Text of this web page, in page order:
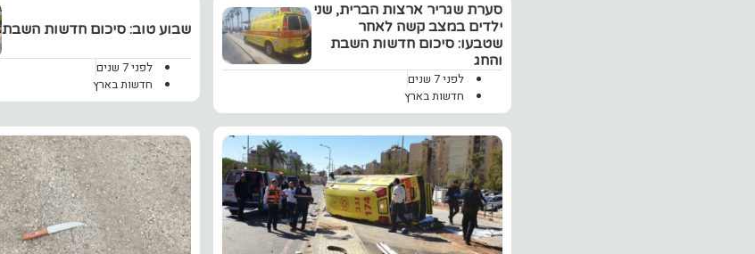
סערת שגריר ארצות הברית, שני
ילדים במצב קשה לאחר
שטבעו: סיכום חדשות השבת
והחג
לפני 7 שנים
חדשות בארץ
שבוע טוב: סיכום חדשות השבת
לפני 7 שנים
חדשות בארץ